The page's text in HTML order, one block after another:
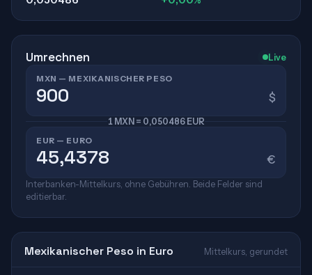
Umrechnen Live
MXN — MEXIKANISCHER PESO
$
1 MXN = 0,050486 EUR
EUR — EURO
€
Interbanken-Mittelkurs, ohne Gebühren. Beide Felder sind
editierbar.
Mexikanischer Peso in Euro Mittelkurs, gerundet